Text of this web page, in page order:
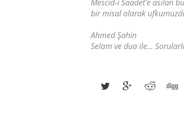
Mescid-i Saadet’e asılan
bir misal olarak
Ahmed Şahin
Selam ve dua ile...